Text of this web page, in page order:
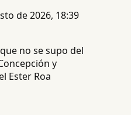
de 2026, 18:39